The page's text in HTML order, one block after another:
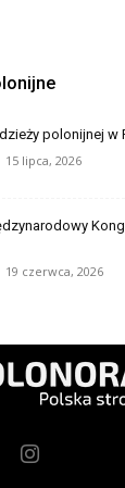
polonijnej w
15 lipca, 2026
19 czerwca, 2026